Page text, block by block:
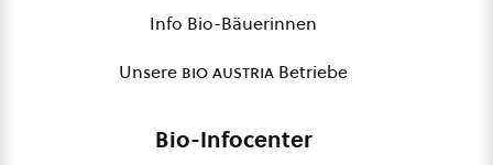
Info Bio-Bäuerinnen
Unsere bio austria Betriebe
Bio-Infocenter